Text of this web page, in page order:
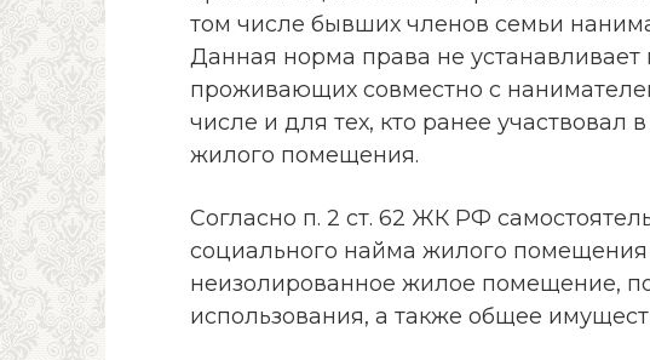
том числе бывших членов семьи
Данная норма права не
проживающих совместно с
числе и для тех, кто ранее участвовал
жилого помещения.
Согласно п. 2 ст. 62 ЖК РФ
социального найма жилого помещения
неизолированное жилое помещение,
использования, а также общее